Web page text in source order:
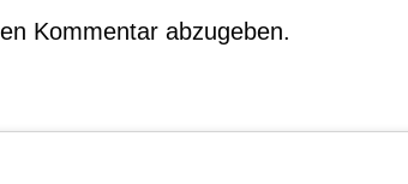
Kommentar abzugeben.